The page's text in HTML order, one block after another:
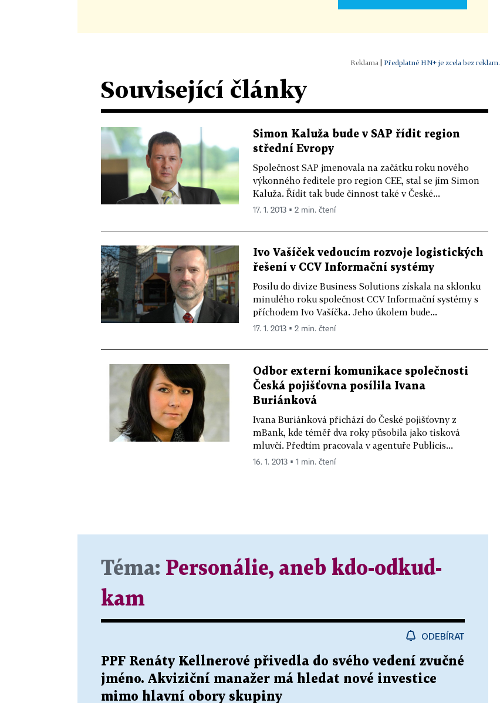
| Předplatné HN+ je zcela bez reklam.
Související články
Simon Kaluža bude v SAP řídit region
střední Evropy
Společnost SAP jmenovala na začátku roku nového
výkonného ředitele pro region CEE, stal se jím Simon
Kaluža. Řídit tak bude činnost také v České...
17. 1. 2013 ▪ 2 min. čtení
Ivo Vašíček vedoucím rozvoje logistických
řešení v CCV Informační systémy
Posilu do divize Business Solutions získala na sklonku
minulého roku společnost CCV Informační systémy s
příchodem Ivo Vašíčka. Jeho úkolem bude...
17. 1. 2013 ▪ 2 min. čtení
Odbor externí komunikace společnosti
Česká pojišťovna posílila Ivana
Buriánková
Ivana Buriánková přichází do České pojišťovny z
mBank, kde téměř dva roky působila jako tisková
mluvčí. Předtím pracovala v agentuře Publicis...
16. 1. 2013 ▪ 1 min. čtení
Téma: Personálie, aneb kdo-odkud-
kam
ODEBÍRAT
PPF Renáty Kellnerové přivedla do svého vedení zvučné
jméno. Akviziční manažer má hledat nové investice
mimo hlavní obory skupiny